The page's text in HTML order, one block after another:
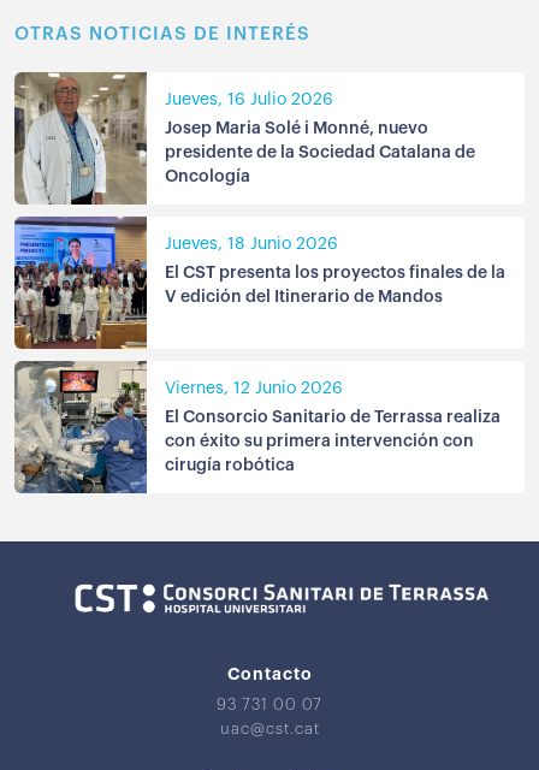
OTRAS NOTICIAS DE INTERÉS
Jueves, 16 Julio 2026
Josep Maria Solé i Monné, nuevo
presidente de la Sociedad Catalana de
Oncología
Jueves, 18 Junio 2026
El CST presenta los proyectos finales de la
V edición del Itinerario de Mandos
Viernes, 12 Junio 2026
El Consorcio Sanitario de Terrassa realiza
con éxito su primera intervención con
cirugía robótica
Contacto
93 731 00 07
uac@cst.cat